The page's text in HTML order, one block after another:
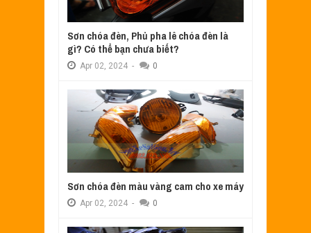
Sơn chóa đèn, Phủ pha lê chóa đèn là
gì? Có thể bạn chưa biết?
Apr 02, 2024 - 0
Sơn chóa đèn màu vàng cam cho xe máy
Apr 02, 2024 - 0